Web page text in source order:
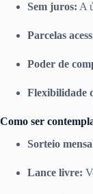
Sem juros: A
Parcelas
Poder de
Flexibilidade
Como ser
Sorteio
Lance livre: